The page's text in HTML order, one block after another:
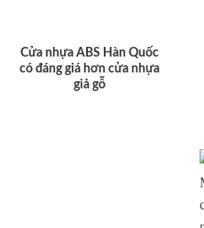
Cửa nhựa ABS Hàn Quốc
có đáng giá hơn cửa nhựa
giả gỗ